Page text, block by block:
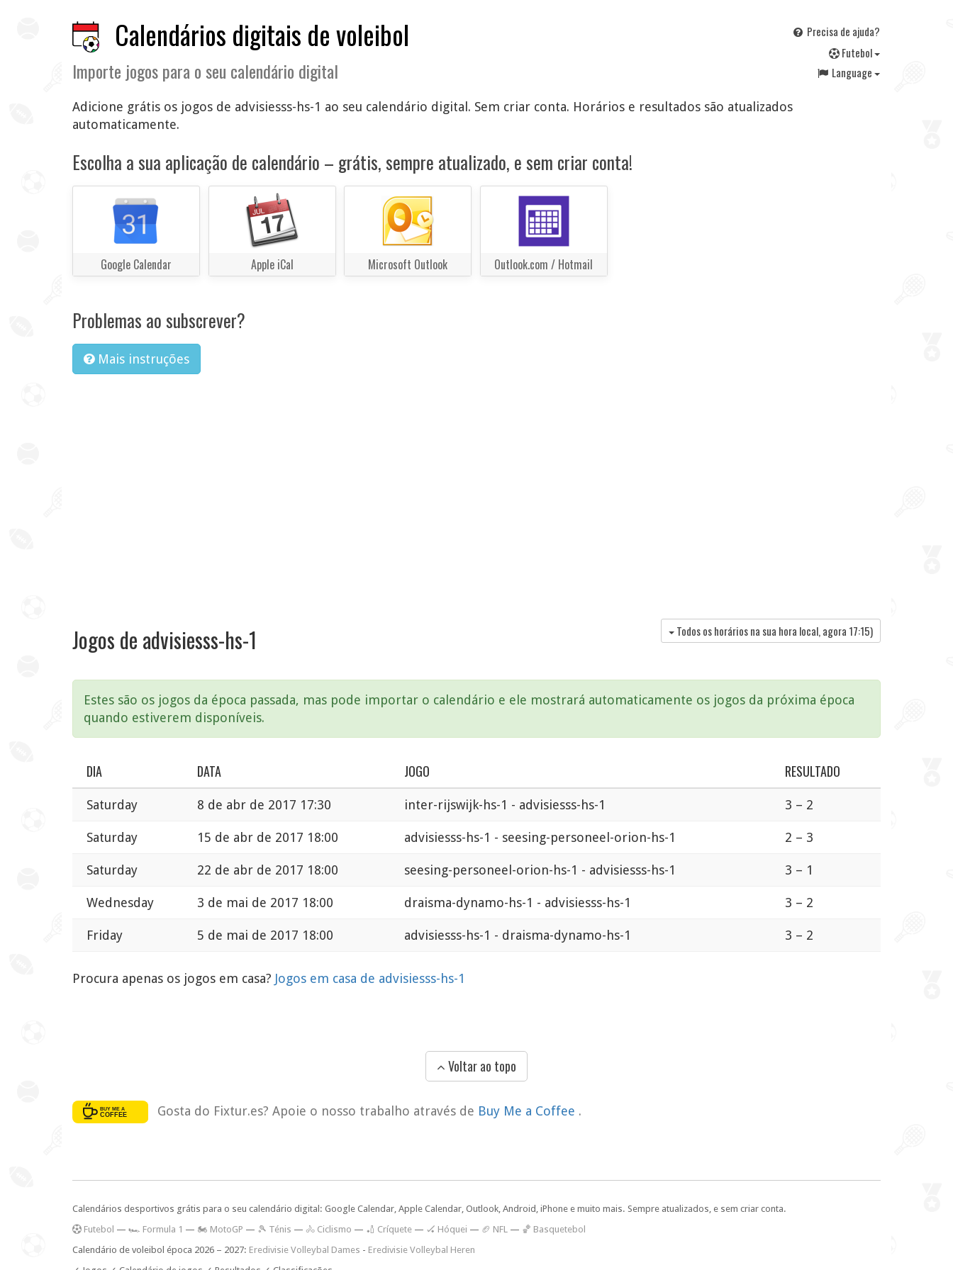
Calendários digitais de voleibol
Importe jogos para o seu calendário digital
Precisa de ajuda?
Futebol
Language
Adicione grátis os jogos de advisiesss-hs-1 ao seu calendário digital. Sem criar conta. Horários e resultados são atualizados
automaticamente.
Escolha a sua aplicação de calendário – grátis, sempre atualizado, e sem criar conta!
Google Calendar Apple iCal Microsoft Outlook Outlook.com / Hotmail
Problemas ao subscrever?
Mais instruções
Jogos de advisiesss-hs-1 Todos os horários na sua hora local, agora 17:15)
Estes são os jogos da época passada, mas pode importar o calendário e ele mostrará automaticamente os jogos da próxima época
quando estiverem disponíveis.
DIA DATA JOGO RESULTADO
Saturday 8 de abr de 2017 17:30 inter-rijswijk-hs-1 - advisiesss-hs-1 3 – 2
Saturday 15 de abr de 2017 18:00 advisiesss-hs-1 - seesing-personeel-orion-hs-1 2 – 3
Saturday 22 de abr de 2017 18:00 seesing-personeel-orion-hs-1 - advisiesss-hs-1 3 – 1
Wednesday 3 de mai de 2017 18:00 draisma-dynamo-hs-1 - advisiesss-hs-1 3 – 2
Friday 5 de mai de 2017 18:00 advisiesss-hs-1 - draisma-dynamo-hs-1 3 – 2
Procura apenas os jogos em casa? Jogos em casa de advisiesss-hs-1
Voltar ao topo
Gosta do Fixtur.es? Apoie o nosso trabalho através de Buy Me a Coffee .
Calendários desportivos grátis para o seu calendário digital: Google Calendar, Apple Calendar, Outlook, Android, iPhone e muito mais. Sempre atualizados, e sem criar conta.
Futebol — 🏎️ Formula 1 — 🏍 MotoGP — 🎾 Ténis — 🚴 Ciclismo — 🏏 Críquete — 🏑 Hóquei — 🏈 NFL — 🏀 Basquetebol
Calendário de voleibol época 2026 – 2027: Eredivisie Volleybal Dames - Eredivisie Volleybal Heren